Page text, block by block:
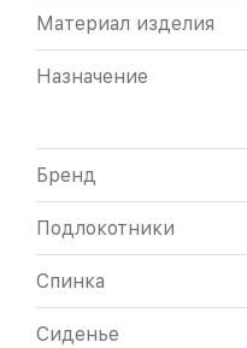
Материал изделия
Назначение
Бренд
Подлокотники
Спинка
Сиденье